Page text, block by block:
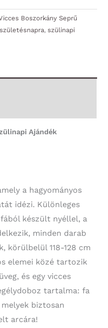
Boszorkány Seprű
születésnapra,szülinapi
Ajándék
a hagyományos
idézi. Különleges
készült nyéllel, a
minden darab
körülbelül 118-128 cm
elemei közé tartozik
és egy vicces
tartalma: fa
biztosan
arcára!